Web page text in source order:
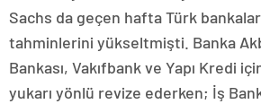
Sachs da geçen hafta Türk
tahminlerini yükseltmişti. Banka
Bankası, Vakıfbank ve Yapı Kredi
yukarı yönlü revize ederken; İş